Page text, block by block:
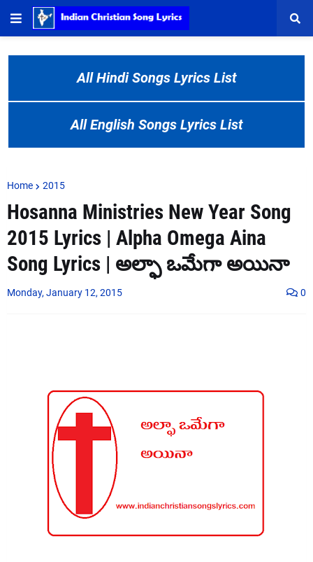
All Hindi Songs Lyrics List
All English Songs Lyrics List
Home 2015
Hosanna Ministries New Year Song
2015 Lyrics | Alpha Omega Aina
Song Lyrics | అల్ఫా ఒమేగా అయినా
Monday, January 12, 2015 0